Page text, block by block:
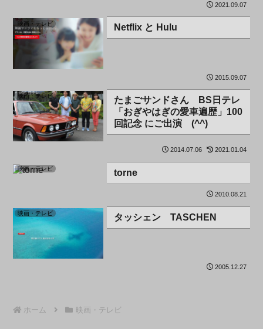
2021.09.07
映画・テレビ Netflix と Hulu
2015.09.07
映画・テレビ
たまごサンドさん BS日テレ
「おぎやはぎの愛車遍歴」100
回記念 にご出演 (^^)
2014.07.06 2021.01.04
映画・テレビ torne
2010.08.21
映画・テレビ タッシェン TASCHEN
2005.12.27
ホーム 映画・テレビ